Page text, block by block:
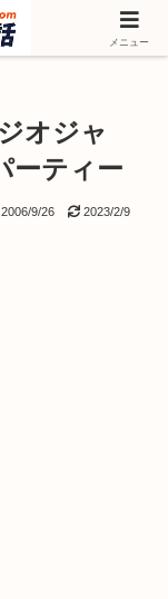
トラクションなどユニ
オジャ
ティー
2006/9/26 2023/2/9
メニュー